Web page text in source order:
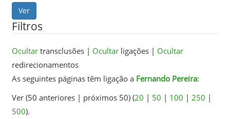
Filtros
Ocultartransclusões | Ocultarligações | Ocultar
redirecionamentos
As seguintes páginas têm ligação a Fernando Pereira:
Ver (50 anteriores | próximos 50) (20 | 50 | 100 | 250 |
500).